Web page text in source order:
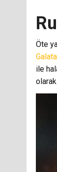
Öte
ile